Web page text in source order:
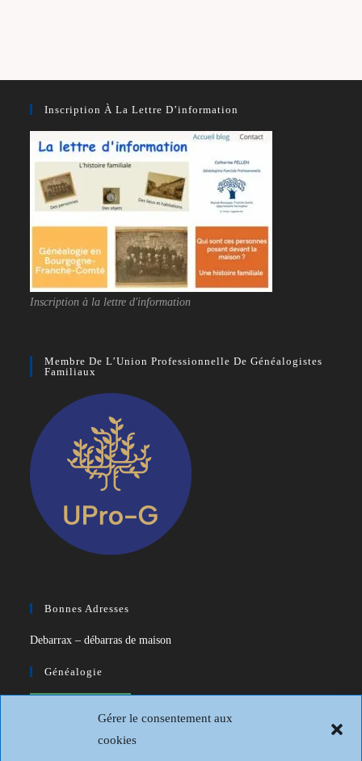
Gérer le consentement aux
cookies
Inscription À La Lettre D’information
Inscription à la lettre d'information
Membre De L’Union Professionnelle De Généalogistes
Familiaux
Bonnes Adresses
Debarrax – débarras de maison
Généalogie